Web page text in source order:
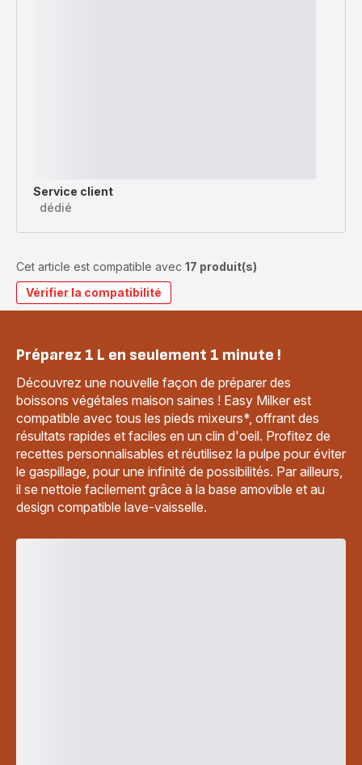
Service client
dédié
Cet article est compatible avec 17 produit(s)
Vérifier la compatibilité
Préparez 1 L en seulement 1 minute !
Découvrez une nouvelle façon de préparer des
boissons végétales maison saines ! Easy Milker est
compatible avec tous les pieds mixeurs*, offrant des
résultats rapides et faciles en un clin d'oeil. Profitez de
recettes personnalisables et réutilisez la pulpe pour éviter
le gaspillage, pour une infinité de possibilités. Par ailleurs,
il se nettoie facilement grâce à la base amovible et au
design compatible lave-vaisselle.